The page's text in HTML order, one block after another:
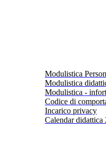
Modulistica
Modulistica
Modulistica -
Codice di
Incarico privacy
Calendar didattica